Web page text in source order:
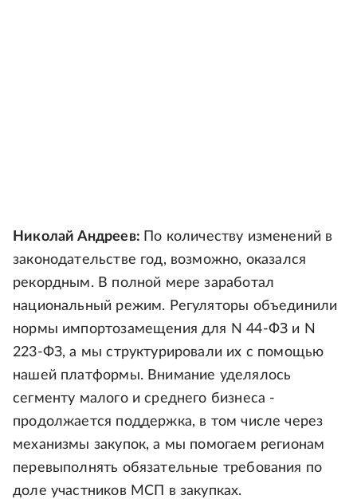
Николай Андреев: По количеству изменений в
законодательстве год, возможно, оказался
рекордным. В полной мере заработал
национальный режим. Регуляторы объединили
нормы импортозамещения для N 44-ФЗ и N
223-ФЗ, а мы структурировали их с помощью
нашей платформы. Внимание уделялось
сегменту малого и среднего бизнеса -
продолжается поддержка, в том числе через
механизмы закупок, а мы помогаем регионам
перевыполнять обязательные требования по
доле участников МСП в закупках.